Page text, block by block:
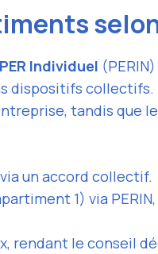
selon
PER Individuel
dispositifs collectifs.
tandis que le
un accord collectif.
1) via
rendant le conseil